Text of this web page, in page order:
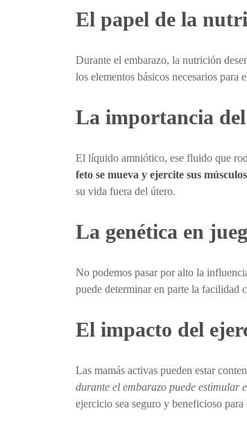
El papel de la
Durante el embarazo, la nutrición
los elementos básicos necesarios
La importancia
El líquido amniótico, ese fluido que
feto se mueva y ejercite sus
su vida fuera del útero.
La genética en
No podemos pasar por alto la
puede determinar en parte la facilidad
El impacto del
Las mamás activas pueden estar
durante el embarazo puede estimular
ejercicio sea seguro y beneficioso